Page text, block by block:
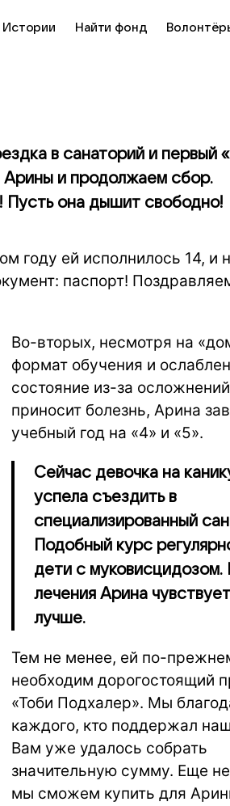
Истории Найти фонд
в санаторий и первый
Арины и продолжаем сбор.
Пусть она дышит свободно!
году ей исполнилось 14, и
паспорт!
Во-вторых, несмотря на
формат обучения и
состояние из-за
приносит болезнь, Арина
учебный год на «4» и «5».
Сейчас девочка на
успела съездить в
специализированный
Подобный курс
дети с муковисцидозом.
лечения Арина
лучше.
Тем не менее, ей по-
необходим дорогостоящий
«Тоби Подхалер». Мы
каждого, кто поддержал
Вам уже удалось собрать
значительную сумму. Еще
мы сможем купить для